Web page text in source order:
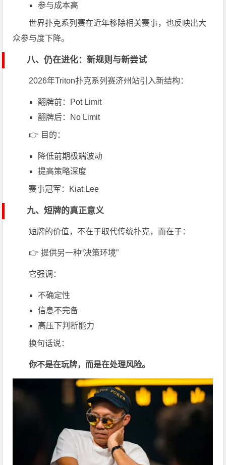
参与成本高
世界扑克系列赛在近年移除相关赛事，也反映出大
众参与度下降。
八、仍在进化：新规则与新尝试
2026年Triton扑克系列赛济州站引入新结构：
翻牌前：Pot Limit
翻牌后：No Limit
👉 目的：
降低前期极端波动
提高策略深度
赛事冠军： Kiat Lee
九、短牌的真正意义
短牌的价值，不在于取代传统扑克，而在于：
👉 提供另一种“决策环境”
它强调：
不确定性
信息不完备
高压下判断能力
换句话说：
你不是在玩牌，而是在处理风险。